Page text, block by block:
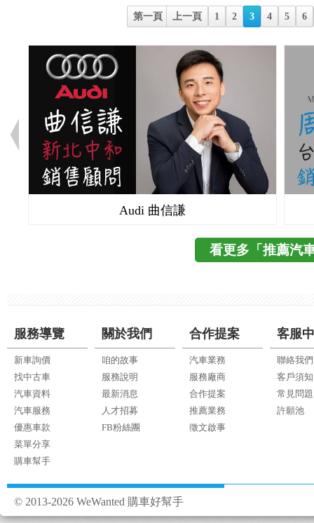
第一頁 上一頁 1 2 3 4 5 6
Audi 曲信謙
看更多「推薦汽
服務導覽
新車詢價
找中古車
汽車資料
汽車服務
優惠車款
菜單分享
購車幫手
關於我們
咱的故事
服務說明
最新消息
人才招募
FB粉絲團
合作提案
汽車業務
服務廠商
合作提案
推薦業務
徵文啟事
客服
聯絡我們
客戶須知
常見問題
許願池
© 2013-2026 WeWanted 購車好幫手